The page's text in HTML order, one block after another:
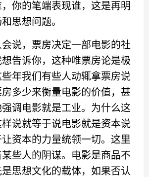
你的笔端表现谁，这是再明
思想问题。
，票房决定一部电影的社
告诉你，这种唯票房论是极
年我们有些人动辄拿票房说
多少来衡量电影的价值，甚
调电影就是工业。为什么这
说就等于说电影就是资本说
资本的力量统领一切。这里
些人的阴谋。电影是商品不
思想文化的载体，如果否认